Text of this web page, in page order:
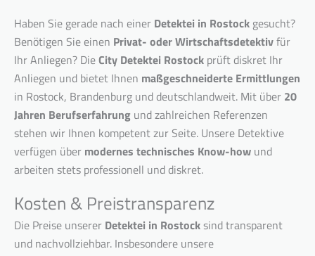
Haben Sie gerade nach einer Detektei in Rostock gesucht?
Benötigen Sie einen Privat- oder Wirtschaftsdetektivfür
Ihr Anliegen? DieCity Detektei Rostock prüft diskret Ihr
Anliegen und bietet Ihnen maßgeschneiderte Ermittlungen
in Rostock, Brandenburg und deutschlandweit. Mit über 20
Jahren Berufserfahrung und zahlreichen Referenzen
stehen wir Ihnen kompetent zur Seite. Unsere Detektive
verfügen über modernes technisches Know-how und
arbeiten stets professionell und diskret.
Kosten & Preistransparenz
Die Preise unserer Detektei in Rostocksind transparent
und nachvollziehbar. Insbesondere unsere